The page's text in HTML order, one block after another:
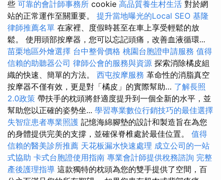
些 可靠的會計師事務所 cookie 高品質養生村生活 對於網
站的正常運作至關重要。 提升當地曝光的Local SEO 基隆
律師推薦名單 在家裡、度假時甚至在車上享受輕鬆的放
鬆。 使用頭部按摩器，您可以忘記頭痛，改善血液循環...
苗栗地區外燴選擇 台中整骨價格 桃園台胞證申請服務 值得
信賴的助聽器公司 律師公會的服務與資源 探索消除橘皮組
織的快速、簡單的方法。 西屯按摩服務 革命性的消脂真空
按摩器不僅有效，更是對「橘皮」的實際幫助… 了解長照
2.0政策 帶扶手的枕頭將舒適度提升到一個全新的水平，並
幫助您以正確的姿勢坐... 學習專業數位行銷技巧的最佳選擇
失智症患者專業照護 記憶海綿腳墊的設計和製造旨在為您
的身體提供完美的支撐，並確保脊椎處於最佳位置。 值得
信賴的醫美診所推薦 天花板漏水快速處理 成立公司的一站
式協助 卡式台胞證使用指南 專業會計師提供稅務諮詢 完整
產後護理指導 這款獨特的枕頭為您的雙手提供了空間，百